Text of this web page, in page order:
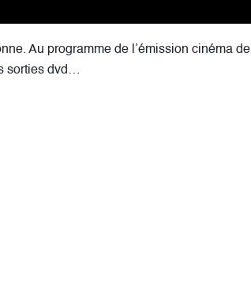
Au programme de l’émission cinéma de
sorties dvd…